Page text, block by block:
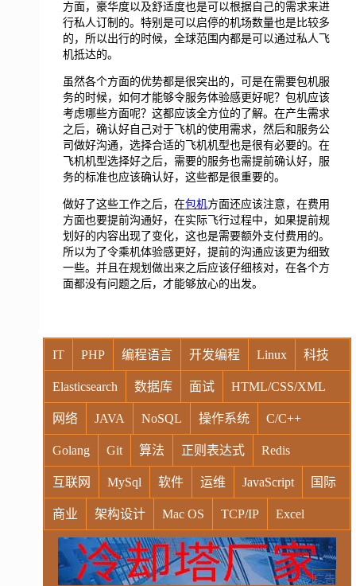
方面，豪华度以及舒适度也是可以根据自己的需求来进
行私人订制的。特别是可以启停的机场数量也是比较多
的，所以出行的时候，全球范围内都是可以通过私人飞
机抵达的。
虽然各个方面的优势都是很突出的，可是在需要包机服
务的时候，如何才能够令服务体验感更好呢？包机应该
考虑哪些方面呢？这都应该全方位的了解。在产生需求
之后，确认好自己对于飞机的使用需求，然后和服务公
司做好沟通，选择合适的飞机机型也是很有必要的。在
飞机机型选择好之后，需要的服务也需提前确认好，服
务的标准也应该确认好，这些都是很重要的。
做好了这些工作之后，在包机方面还应该注意，在费用
方面也要提前沟通好，在实际飞行过程中，如果提前规
划好的内容出现了变化，这也是需要额外支付费用的。
所以为了令乘机体验感更好，提前的沟通应该更为细致
一些。并且在规划做出来之后应该仔细核对，在各个方
面都没有问题之后，才能够放心的出发。
IT PHP 编程语言 开发编程 Linux 科技
Elasticsearch 数据库 面试 HTML/CSS/XML
网络 JAVA NoSQL 操作系统 C/C++
Golang Git 算法 正则表达式 Redis
互联网 MySql 软件 运维 JavaScript 国际
商业 架构设计 Mac OS TCP/IP Excel
Windows Oracle Socket VR Vim
MongoDB 运营 Python MemCache 硬件广告